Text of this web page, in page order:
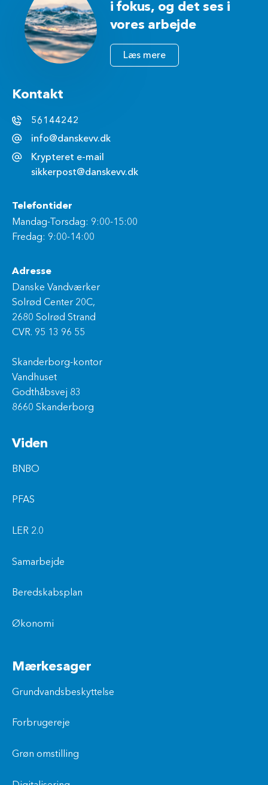
i fokus, og det ses i
vores arbejde
Læs mere
Kontakt
56144242
info@danskevv.dk
Krypteret e-mail
sikkerpost@danskevv.dk
Telefontider
Mandag-Torsdag: 9:00-15:00
Fredag: 9:00-14:00
Adresse
Danske Vandværker
Solrød Center 20C,
2680 Solrød Strand
CVR. 95 13 96 55
Skanderborg-kontor
Vandhuset
Godthåbsvej 83
8660 Skanderborg
Viden
BNBO
PFAS
LER 2.0
Samarbejde
Beredskabsplan
Økonomi
Mærkesager
Grundvandsbeskyttelse
Forbrugereje
Grøn omstilling